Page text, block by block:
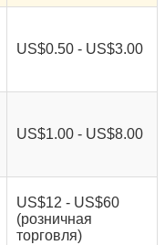
US$0.50 - US$3.00
US$1.00 - US$8.00
US$12 - US$60
(розничная
торговля)